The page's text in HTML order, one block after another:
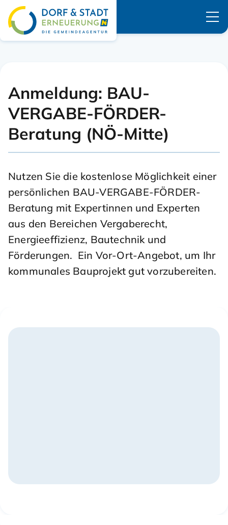
Anmeldung: BAU-
VERGABE-FÖRDER-
Beratung (NÖ-Mitte)
Nutzen Sie die kostenlose Möglichkeit einer
persönlichen BAU-VERGABE-FÖRDER-
Beratung mit Expertinnen und Experten
aus den Bereichen Vergaberecht,
Energieeffizienz, Bautechnik und
Förderungen. Ein Vor-Ort-Angebot, um Ihr
kommunales Bauprojekt gut vorzubereiten.